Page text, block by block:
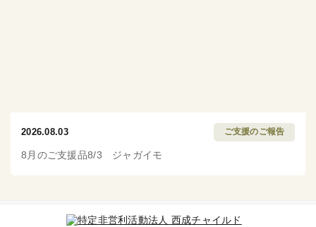
2026.08.03 ご支援のご報告
8月のご支援品8/3 ジャガイモ